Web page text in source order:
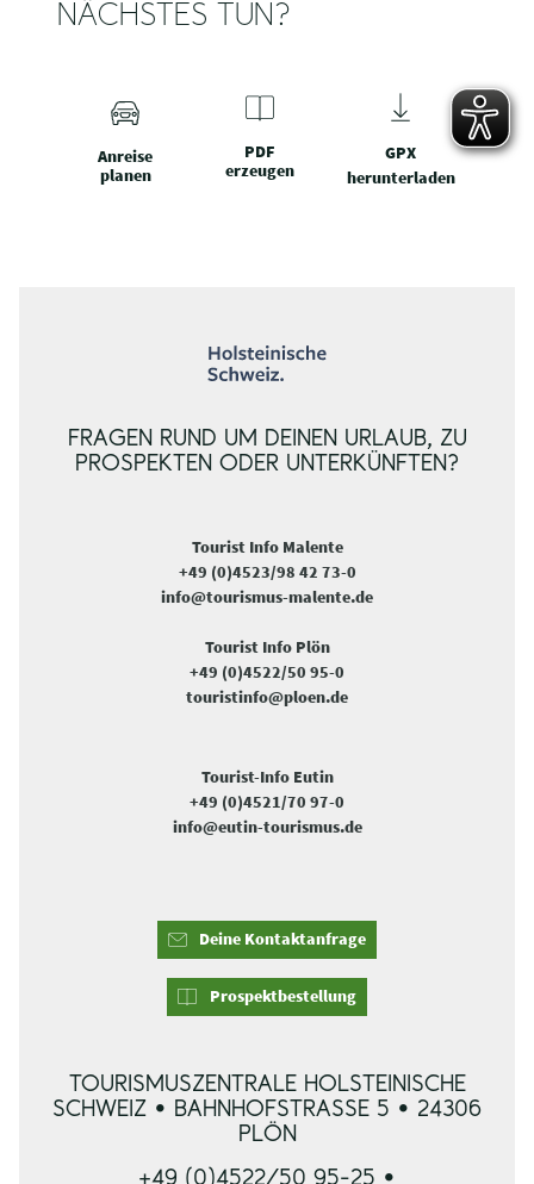
NÄCHSTES TUN?
Anreise
planen
PDF
erzeugen
GPX
herunterladen
FRAGEN RUND UM DEINEN URLAUB, ZU
PROSPEKTEN ODER UNTERKÜNFTEN?
Tourist Info Malente
+49 (0)4523/98 42 73-0
info@tourismus-malente.de
Tourist Info Plön
+49 (0)4522/50 95-0
touristinfo@ploen.de
Tourist-Info Eutin
+49 (0)4521/70 97-0
info@eutin-tourismus.de
Deine Kontaktanfrage
Prospektbestellung
TOURISMUSZENTRALE HOLSTEINISCHE
SCHWEIZ • BAHNHOFSTRASSE 5 • 24306 P
LÖN